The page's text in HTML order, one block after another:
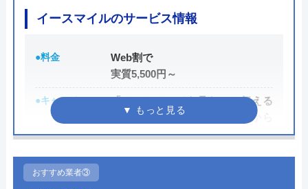
に伝えるようにしましょう。
ないので、相見積もりの際は必ず相談しておきたい
イースマイルの詳細ページはこちら
公式サイトで
料金詳細を見る
イースマイルのサービス情報
●料金
Web割で
実質5,500円～
●キャンペーン
「ホームページを見た」と伝える
だけで、WEB割で作業料金から
3,000円割引！
●駆けつけ時間 最短20分
おすすめ業者③